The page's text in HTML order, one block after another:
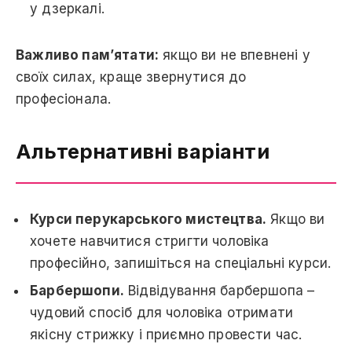
у дзеркалі.
Важливо пам’ятати: якщо ви не впевнені у
своїх силах, краще звернутися до
професіонала.
Альтернативні варіанти
Курси перукарського мистецтва. Якщо ви
хочете навчитися стригти чоловіка
професійно, запишіться на спеціальні курси.
Барбершопи. Відвідування барбершопа –
чудовий спосіб для чоловіка отримати
якісну стрижку і приємно провести час.